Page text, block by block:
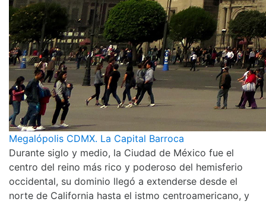
Megalópolis CDMX. La Capital Barroca
Durante siglo y medio, la Ciudad de México fue el
centro del reino más rico y poderoso del hemisferio
occidental, su dominio llegó a extenderse desde el
norte de California hasta el istmo centroamericano, y